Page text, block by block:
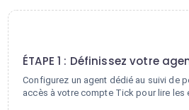
ÉTAPE 1 : Définissez votre
Configurez un agent dédié au suivi de
accès à votre compte Tick pour lire les